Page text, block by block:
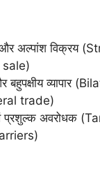
अल्पांश विक्रय
बहुपक्षीय व्यापार
trade)
प्रशुल्क अवरोधक